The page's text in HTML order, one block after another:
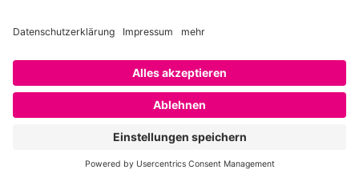
Schreibe einen Kommentar
Deine E-Mail-Adresse wird nicht veröffentlicht.
Erforderliche Felder sind mit*markiert
Kommentar*